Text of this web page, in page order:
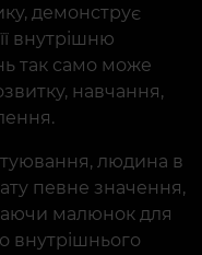
демонструє
внутрішню
так само може
навчання,
людина в
певне значення,
малюнок для
внутрішнього